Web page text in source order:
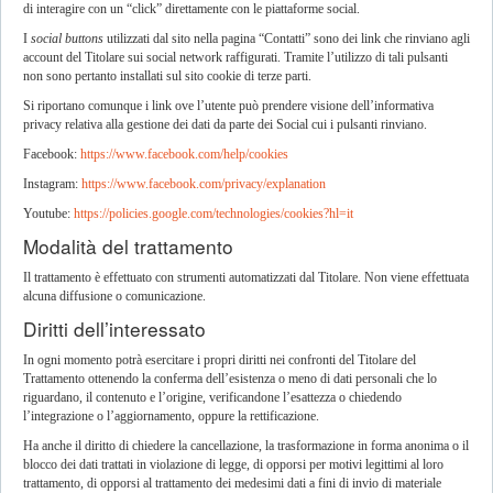
di interagire con un “click” direttamente con le piattaforme social.
I social buttons utilizzati dal sito nella pagina “Contatti” sono dei link che rinviano agli
account del Titolare sui social network raffigurati. Tramite l’utilizzo di tali pulsanti
non sono pertanto installati sul sito cookie di terze parti.
Si riportano comunque i link ove l’utente può prendere visione dell’informativa
privacy relativa alla gestione dei dati da parte dei Social cui i pulsanti rinviano.
Facebook: https://www.facebook.com/help/cookies
Instagram: https://www.facebook.com/privacy/explanation
Youtube: https://policies.google.com/technologies/cookies?hl=it
Modalità del trattamento
Il trattamento è effettuato con strumenti automatizzati dal Titolare. Non viene effettuata
alcuna diffusione o comunicazione.
Diritti dell’interessato
In ogni momento potrà esercitare i propri diritti nei confronti del Titolare del
Trattamento ottenendo la conferma dell’esistenza o meno di dati personali che lo
riguardano, il contenuto e l’origine, verificandone l’esattezza o chiedendo
l’integrazione o l’aggiornamento, oppure la rettificazione.
Ha anche il diritto di chiedere la cancellazione, la trasformazione in forma anonima o il
blocco dei dati trattati in violazione di legge, di opporsi per motivi legittimi al loro
trattamento, di opporsi al trattamento dei medesimi dati a fini di invio di materiale